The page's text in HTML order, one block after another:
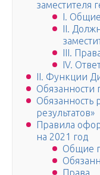
заместителя
І.
ІІ.
ІІІ.
ІV.
II. Функции
Обязанности
Обязанность
результатов»
Правила
на 2021 год
Общие
Права